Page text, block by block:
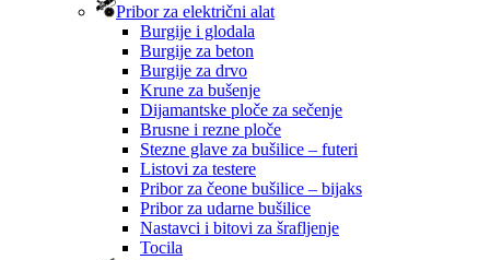
Pribor za električni alat
Burgije i glodala
Burgije za beton
Burgije za drvo
Krune za bušenje
Dijamantske ploče za sečenje
Brusne i rezne ploče
Stezne glave za bušilice – futeri
Listovi za testere
Pribor za čeone bušilice – bijaks
Pribor za udarne bušilice
Nastavci i bitovi za šrafljenje
Tocila